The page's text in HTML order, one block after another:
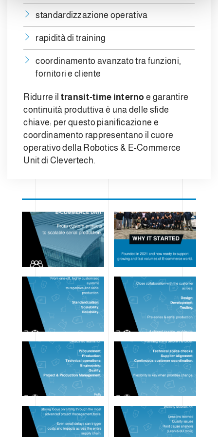
standardizzazione operativa
rapidità di training
coordinamento avanzato tra funzioni,
fornitori e cliente
Ridurre il transit-time interno e garantire
continuità produttiva è una delle sfide
chiave: per questo pianificazione e
coordinamento rappresentano il cuore
operativo della Robotics & E-Commerce
Unit di Clevertech.